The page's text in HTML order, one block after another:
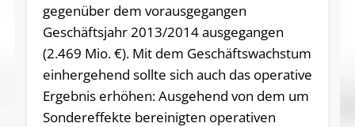
gegenüber dem vorausgegangen
Geschäftsjahr 2013/2014 ausgegangen
(2.469 Mio. €). Mit dem Geschäftswachstum
einhergehend sollte sich auch das operative
Ergebnis erhöhen: Ausgehend von dem um
Sondereffekte bereinigten operativen